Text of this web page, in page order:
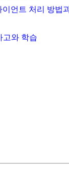
언트 처리 방법
고와 학습